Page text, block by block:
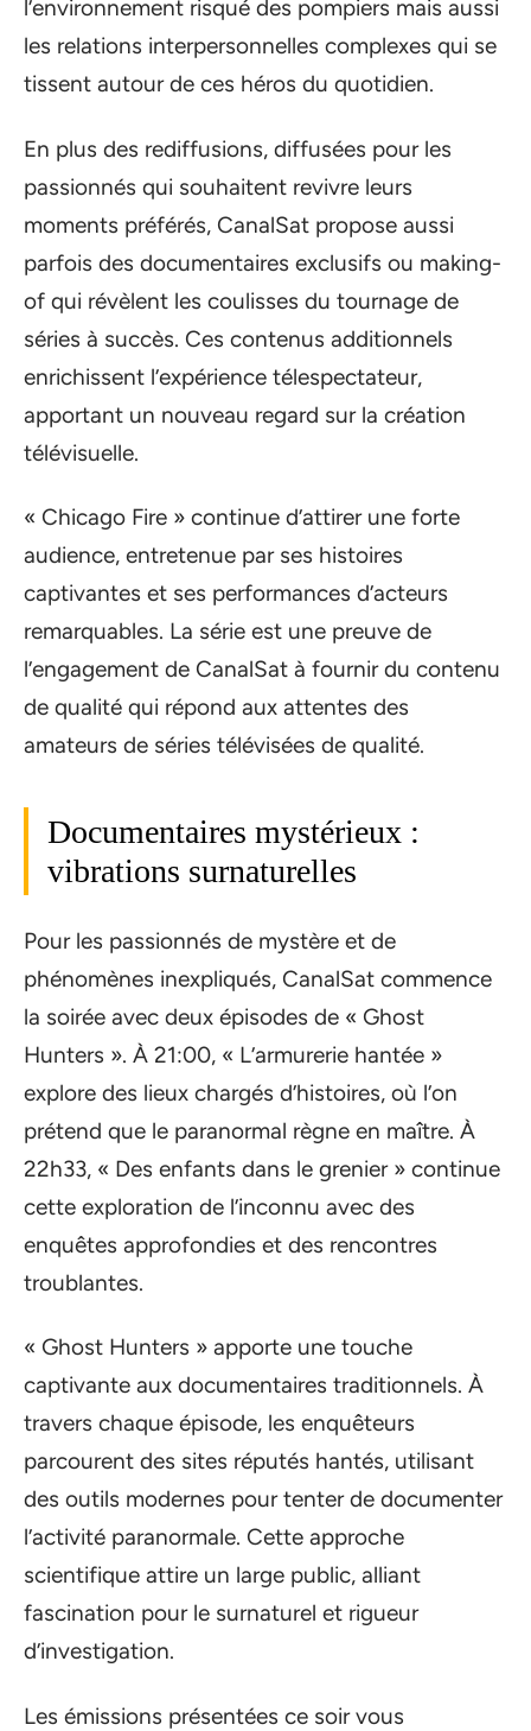
l’environnement risqué des pompiers mais aussi
les relations interpersonnelles complexes qui se
tissent autour de ces héros du quotidien.
En plus des rediffusions, diffusées pour les
passionnés qui souhaitent revivre leurs
moments préférés, CanalSat propose aussi
parfois des documentaires exclusifs ou making-
of qui révèlent les coulisses du tournage de
séries à succès. Ces contenus additionnels
enrichissent l’expérience télespectateur,
apportant un nouveau regard sur la création
télévisuelle.
« Chicago Fire » continue d’attirer une forte
audience, entretenue par ses histoires
captivantes et ses performances d’acteurs
remarquables. La série est une preuve de
l’engagement de CanalSat à fournir du contenu
de qualité qui répond aux attentes des
amateurs de séries télévisées de qualité.
Documentaires mystérieux :
vibrations surnaturelles
Pour les passionnés de mystère et de
phénomènes inexpliqués, CanalSat commence
la soirée avec deux épisodes de « Ghost
Hunters ». À 21:00, « L’armurerie hantée »
explore des lieux chargés d’histoires, où l’on
prétend que le paranormal règne en maître. À
22h33, « Des enfants dans le grenier » continue
cette exploration de l’inconnu avec des
enquêtes approfondies et des rencontres
troublantes.
« Ghost Hunters » apporte une touche
captivante aux documentaires traditionnels. À
travers chaque épisode, les enquêteurs
parcourent des sites réputés hantés, utilisant
des outils modernes pour tenter de documenter
l’activité paranormale. Cette approche
scientifique attire un large public, alliant
fascination pour le surnaturel et rigueur
d’investigation.
Les émissions présentées ce soir vous